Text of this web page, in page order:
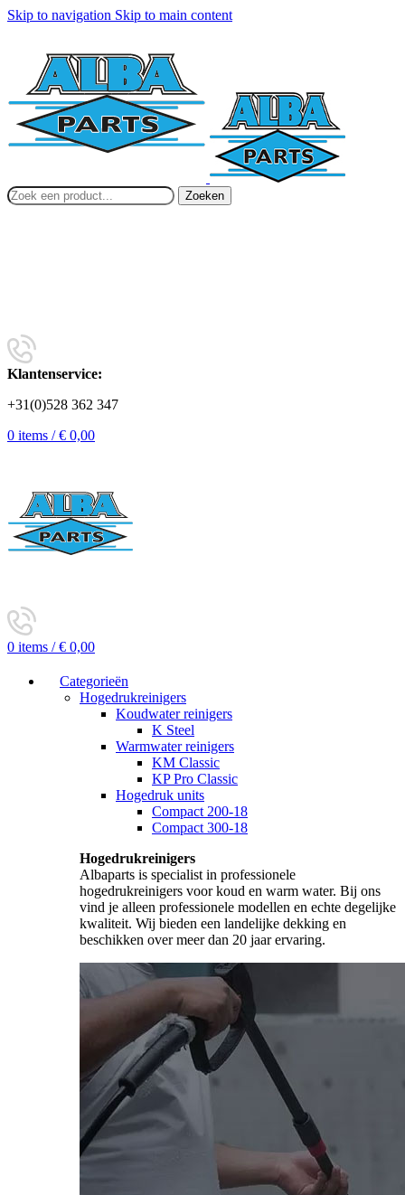
Skip to navigation Skip to main content
Zoeken
Klantenservice:
+31(0)528 362 347
0 items / € 0,00
0 items / € 0,00
Categorieën
Hogedrukreinigers
Koudwater reinigers
K Steel
Warmwater reinigers
KM Classic
KP Pro Classic
Hogedruk units
Compact 200-18
Compact 300-18
Hogedrukreinigers
Albaparts is specialist in professionele
hogedrukreinigers voor koud en warm water. Bij ons
vind je alleen professionele modellen en echte degelijke
kwaliteit. Wij bieden een landelijke dekking en
beschikken over meer dan 20 jaar ervaring.